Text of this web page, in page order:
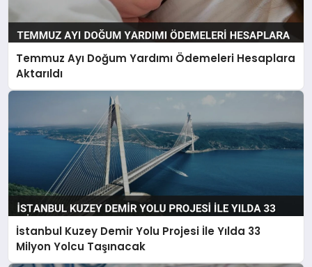
Temmuz Ayı Doğum Yardımı Ödemeleri Hesaplara
Aktarıldı
İstanbul Kuzey Demir Yolu Projesi İle Yılda 33
Milyon Yolcu Taşınacak